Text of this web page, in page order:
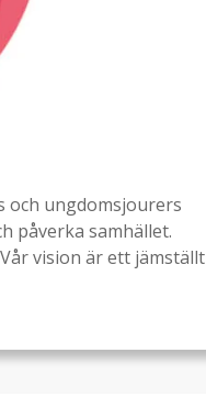
och ungdomsjourers
påverka samhället.
vision är ett jämställt